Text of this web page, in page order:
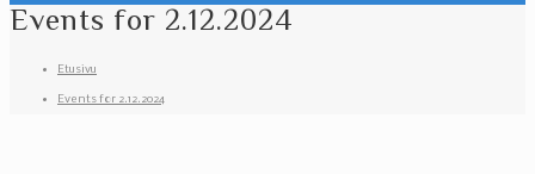
Events for 2.12.2024
Etusivu
Events for 2.12.2024